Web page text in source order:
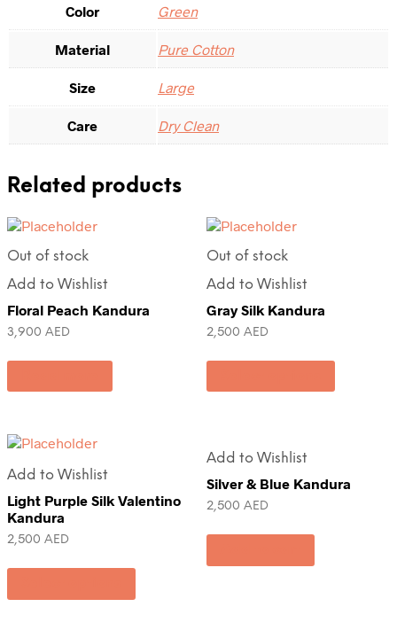
Color Green
Material Pure Cotton
Size Large
Care Dry Clean
Related products
Out of stock
Add to Wishlist
Floral Peach Kandura
3,900 AED
Out of stock
Add to Wishlist
Gray Silk Kandura
2,500 AED
Add to Wishlist
Light Purple Silk Valentino
Kandura
2,500 AED
Add to Wishlist
Silver & Blue Kandura
2,500 AED